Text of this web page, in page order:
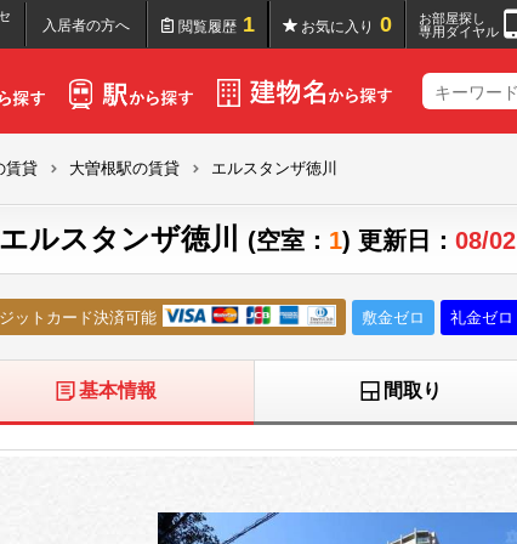
入居者の方へ 閲覧履歴 1 お気に入り 0
お部屋探し
専用ダイヤル
賃貸 大曽根駅の賃貸 エルスタンザ徳川
エルスタンザ徳川 (空室： 1) 更新日： 08/02
ットカード決済可能 敷金ゼロ 礼金ゼロ
基本情報 間取り